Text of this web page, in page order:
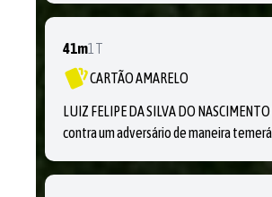
41m1T
CARTÃO AMARELO
LUIZ FELIPE DA SILVA DO
contra um adversário de maneira